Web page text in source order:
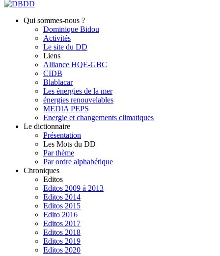
Qui sommes-nous ?
Dominique Bidou
Activités
Le site du DD
Liens
Alliance HQE-GBC
CIDB
Blablacar
Les énergies de la mer
énergies renouvelables
MEDIA PEPS
Energie et changements climatiques
Le dictionnaire
Présentation
Les Mots du DD
Par thème
Par ordre alphabétique
Chroniques
Editos
Editos 2009 à 2013
Editos 2014
Editos 2015
Edito 2016
Editos 2017
Editos 2018
Editos 2019
Editos 2020